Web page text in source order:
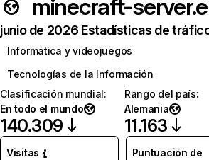
minecraft-
junio de 2026 Estadísticas de
Informática y videojuegos
Tecnologías de la Información
Clasificación mundial:
En todo el mundo
140.309
Rango del país:
Alemania
11.163
Visitas
Puntuación de